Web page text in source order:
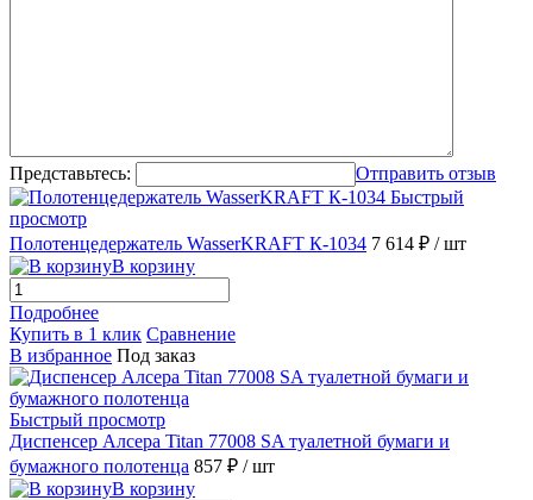
Представьтесь:
Отправить отзыв
Быстрый
просмотр
Полотенцедержатель WasserKRAFT К-1034 7 614 ₽ / шт
В корзину
Подробнее
Купить в 1 клик Сравнение
В избранное Под заказ
Быстрый просмотр
Диспенсер Алсера Titan 77008 SA туалетной бумаги и
бумажного полотенца 857 ₽ / шт
В корзину